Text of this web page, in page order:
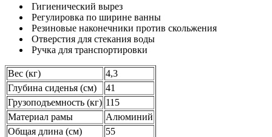
Гигиенический вырез
Регулировка по ширине ванны
Резиновые наконечники против скольжения
Отверстия для стекания воды
Ручка для транспортировки
Вес (кг)
4,3
Глубина сиденья (см)
41
Грузоподъемность (кг) 115
Материал рамы
Алюминий
Общая длина (см)
55